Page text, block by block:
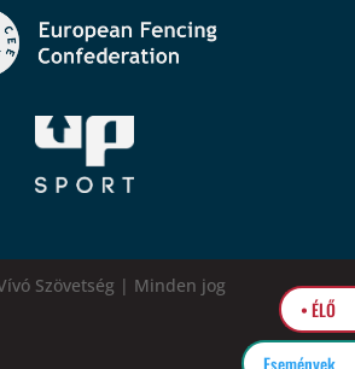
Szövetség | Minden jog
• ÉLŐ
Események